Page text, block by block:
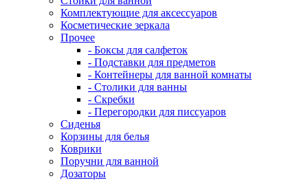
Комплектующие для аксессуаров
Косметические зеркала
Прочее
- Боксы для салфеток
- Подставки для предметов
- Контейнеры для ванной комнаты
- Столики для ванны
- Скребки
- Перегородки для писсуаров
Сиденья
Корзины для белья
Коврики
Поручни для ванной
Дозаторы